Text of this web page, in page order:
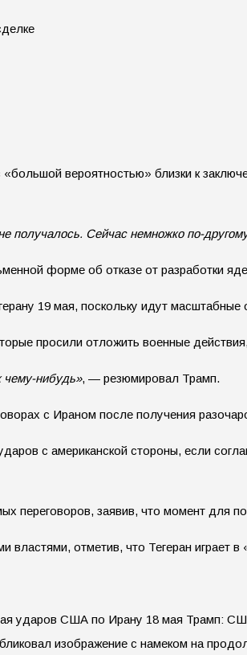
вероятностью» близки к
получалось. Сейчас немножко по-
форме об отказе от разработки
19 мая, поскольку идут
просили отложить военные
чему-нибудь», — резюмировал Трамп.
с Ираном после получения
с американской стороны, если
переговоров, заявив, что момент для
отметив, что Тегеран играет в
ударов США по Ирану 18 мая Трамп:
изображение с намеком на